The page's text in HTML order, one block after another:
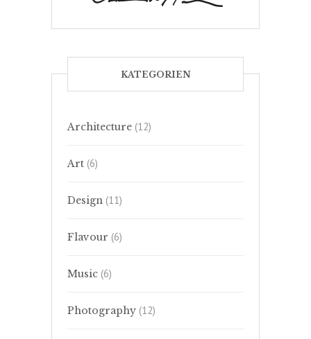
KATEGORIEN
Architecture (12)
Art (6)
Design (11)
Flavour (6)
Music (6)
Photography (12)